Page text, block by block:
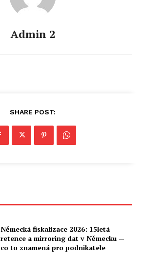
Admin 2
SHARE POST:
Německá fiskalizace 2026: 15letá
retence a mirroring dat v Německu —
co to znamená pro podnikatele